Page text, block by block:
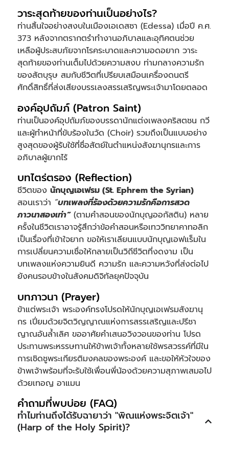
วาระสุดท้ายของท่านเป็นอย่างไร?
ท่านสิ้นใจอย่างสงบในเมืองเอเดสซา (Edessa) เมื่อปี ค.ศ.
373 หลังจากตรากตรำทำงานอภิบาลและอุทิศตนช่วย
เหลือผู้ประสบภัยจากโรคระบาดและความอดอยาก วาระ
สุดท้ายของท่านเต็มไปด้วยความสงบ ท่ามกลางความรัก
ของสัตบุรุษ สมกับชีวิตที่เปรียบเสมือนเครื่องดนตรี
ศักดิ์สิทธิ์ที่ส่งเสียงบรรเลงสรรเสริญพระเจ้ามาโดยตลอด
องค์อุปถัมภ์ (Patron Saint)
ท่านเป็นองค์อุปถัมภ์ของบรรดานักแต่งเพลงคริสตชน กวี
และผู้ทำหน้าที่ขับร้องในวัด (Choir) รวมถึงเป็นแบบอย่าง
สูงสุดของผู้รับใช้ที่ซื่อสัตย์ในตำแหน่งสังฆานุกรและการ
อภิบาลผู้ยากไร้
บทไตร่ตรอง (Reflection)
ชีวิตของ นักบุญเอเฟรม (St. Ephrem the Syrian)
สอนเราว่า “บทเพลงที่ร้องด้วยความรักคือการสวด
ภาวนาสองเท่า”(ตามคำสอนของนักบุญออกัสติน) หลาย
ครั้งในชีวิตเราอาจรู้สึกว่าข้อคำสอนหรือเทววิทยาคาทอลิก
เป็นเรื่องที่เข้าใจยาก ขอให้เราเลียนแบบนักบุญเอฟแร็มใน
การเปลี่ยนความเชื่อให้กลายเป็นวิถีชีวิตที่งดงาม เป็น
บทเพลงแห่งความยินดี ความรัก และความหวังที่ส่งต่อไป
ยังคนรอบข้างในสังคมดิจิทัลยุคปัจจุบัน
บทภาวนา (Prayer)
ข้าแต่พระเจ้า พระองค์ทรงโปรดให้นักบุญเอเฟรมสังฆานุ
กร เปี่ยมด้วยจิตวิญญาณแห่งการสรรเสริญและปรีชา
ญาณอันล้ำเลิศ ขออาศัยคำเสนอวิงวอนของท่าน โปรด
ประทานพระหรรษทานให้ข้าพเจ้าทั้งหลายใช้พรสวรรค์ที่มีใน
การเชิดชูพระเกียรติมงคลของพระองค์ และขอให้หัวใจของ
ข้าพเจ้าพร้อมที่จะรับใช้เพื่อนพี่น้องด้วยความสุภาพเสมอไป
ด้วยเทอญ อาแมน
คำถามที่พบบ่อย (FAQ)
ทำไมท่านถึงได้รับฉายาว่า "พิณแห่งพระจิตเจ้า"
(Harp of the Holy Spirit)?